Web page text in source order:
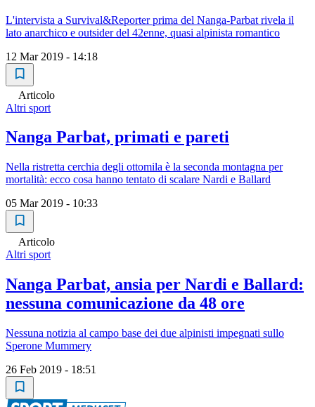
L'intervista a Survival&Reporter prima del Nanga-Parbat rivela il
lato anarchico e outsider del 42enne, quasi alpinista romantico
12 Mar 2019 - 14:18
Articolo
Altri sport
Nanga Parbat, primati e pareti
Nella ristretta cerchia degli ottomila è la seconda montagna per
mortalità: ecco cosa hanno tentato di scalare Nardi e Ballard
05 Mar 2019 - 10:33
Articolo
Altri sport
Nanga Parbat, ansia per Nardi e Ballard:
nessuna comunicazione da 48 ore
Nessuna notizia al campo base dei due alpinisti impegnati sullo
Sperone Mummery
26 Feb 2019 - 18:51